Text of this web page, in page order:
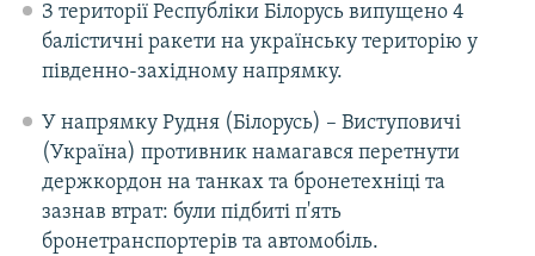
З території Республіки Білорусь випущено 4
балістичні ракети на українську територію у
південно-західному напрямку.
У напрямку Рудня (Білорусь) – Виступовичі
(Україна) противник намагався перетнути
держкордон на танках та бронетехніці та
зазнав втрат: були підбиті п'ять
бронетранспортерів та автомобіль.